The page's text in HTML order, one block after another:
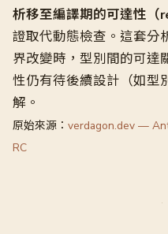
析移至編譯期的可達性
證取代動態檢查。這套分
界改變時，型別間的可達
性仍有待後續設計（如型
解。
原始來源： verdagon.dev —
RC